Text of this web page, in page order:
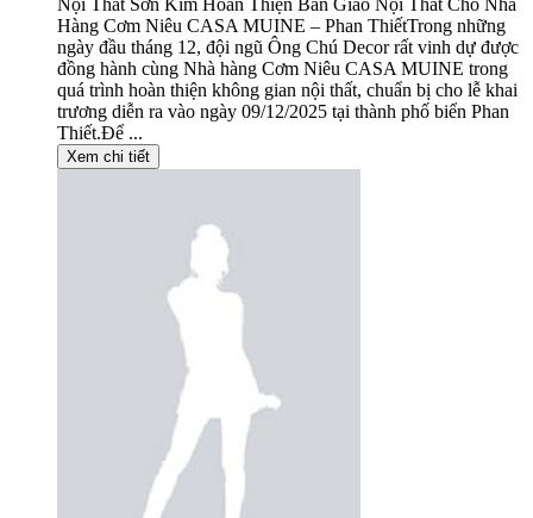
Nội Thất Sơn Kim Hoàn Thiện Bàn Giao Nội Thất Cho Nhà
Hàng Cơm Niêu CASA MUINE – Phan ThiếtTrong những
ngày đầu tháng 12, đội ngũ Ông Chú Decor rất vinh dự được
đồng hành cùng Nhà hàng Cơm Niêu CASA MUINE trong
quá trình hoàn thiện không gian nội thất, chuẩn bị cho lễ khai
trương diễn ra vào ngày 09/12/2025 tại thành phố biển Phan
Thiết.Để ...
Xem chi tiết